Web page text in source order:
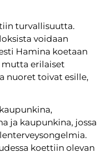
turvallisuutta.
voidaan
Hamina koetaan
erilaiset
nuoret toivat esille,
ja kaupunkina, jossa
koettiin olevan